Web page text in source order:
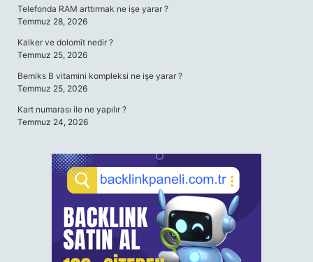
Telefonda RAM arttırmak ne işe yarar ?
Temmuz 28, 2026
Kalker ve dolomit nedir ?
Temmuz 25, 2026
Bemiks B vitamini kompleksi ne işe yarar ?
Temmuz 25, 2026
Kart numarası ile ne yapılır ?
Temmuz 24, 2026